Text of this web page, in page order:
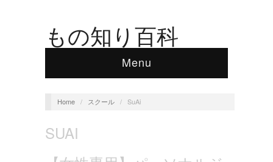
もの知り百科
Menu
Home / スクール / SuAi
SUAI